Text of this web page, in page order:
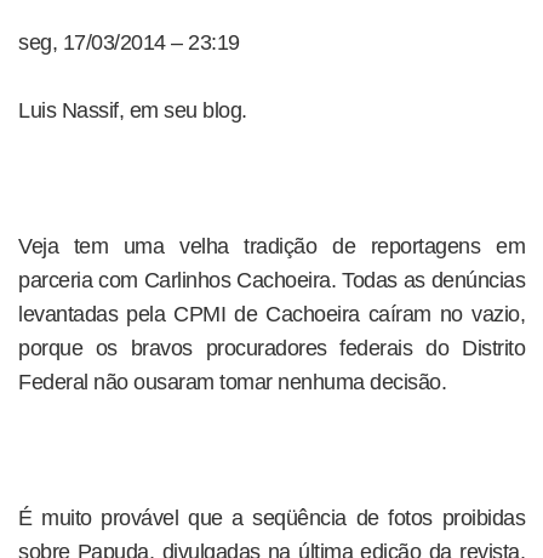
seg, 17/03/2014 – 23:19
Luis Nassif, em seu blog.
Veja tem uma velha tradição de reportagens em
parceria com Carlinhos Cachoeira. Todas as denúncias
levantadas pela CPMI de Cachoeira caíram no vazio,
porque os bravos procuradores federais do Distrito
Federal não ousaram tomar nenhuma decisão.
É muito provável que a seqüência de fotos proibidas
sobre Papuda, divulgadas na última edição da revista,